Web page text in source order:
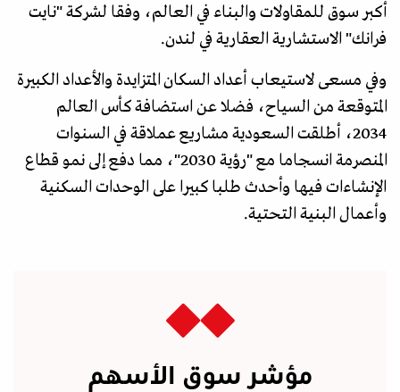
أكبر سوق للمقاولات والبناء في العالم، وفقا لشركة "نايت
فرانك" الاستشارية العقارية في لندن.
وفي مسعى لاستيعاب أعداد السكان المتزايدة والأعداد الكبيرة
المتوقعة من السياح، فضلا عن استضافة كأس العالم
2034، أطلقت السعودية مشاريع عملاقة في السنوات
المنصرمة انسجاما مع "رؤية 2030"، مما دفع إلى نمو قطاع
الإنشاءات فيها وأحدث طلبا كبيرا على الوحدات السكنية
وأعمال البنية التحتية.
مؤشر سوق الأسهم